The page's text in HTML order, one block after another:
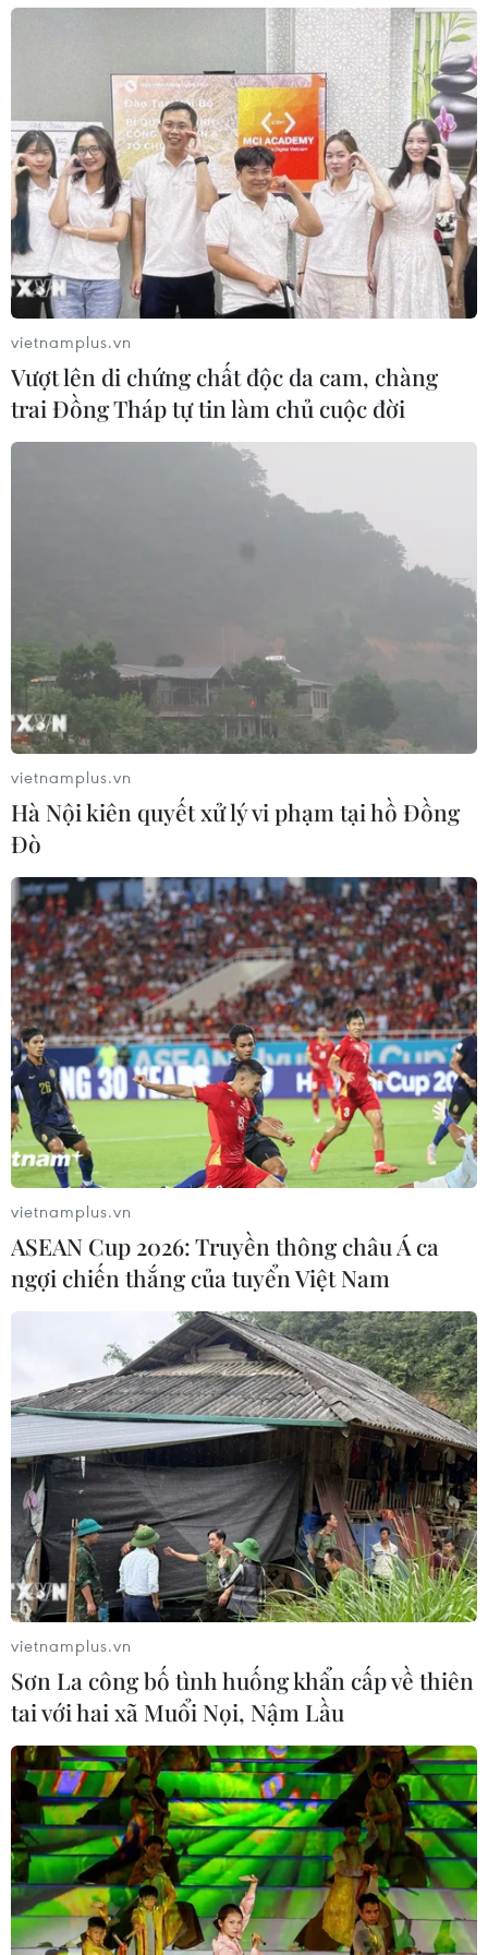
TIN CÙNG CHUYÊN MỤC
Trung Quốc hoàn thành bản đồ địa
chất mới của toàn bộ Mặt Trăng
07/08/2026 08:52
Những định hướng lớn
trong thực hiện Nghị quyết 57-
NQ/TW
vietnamplus.vn
Vượt lên di chứng chất độc da cam, chàng
trai Đồng Tháp tự tin làm chủ cuộc đời
vietnamplus.vn
Hà Nội kiên quyết xử lý vi phạm tại hồ Đồng
Đò
vietnamplus.vn
ASEAN Cup 2026: Truyền thông châu Á ca
ngợi chiến thắng của tuyển Việt Nam
vietnamplus.vn
Sơn La công bố tình huống khẩn cấp về thiên
tai với hai xã Muổi Nọi, Nậm Lầu